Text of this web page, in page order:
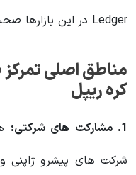
Ledger در این بازارها صحبت کرد.
کره ریپل
1. مشارکت های شرکتی:
شرکت های پیشرو ژاپنی